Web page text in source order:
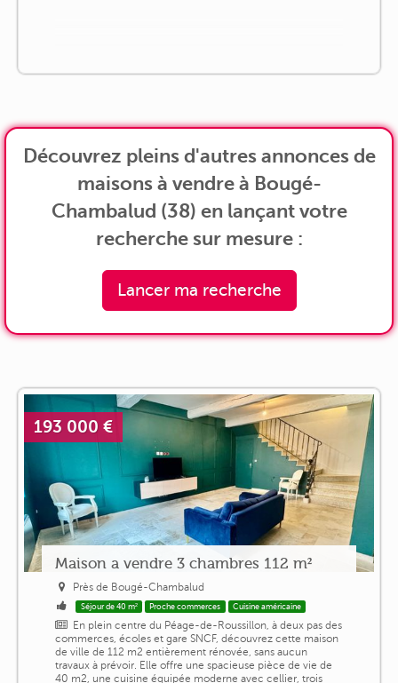
Découvrez pleins d'autres annonces de
maisons à vendre à Bougé-
Chambalud (38) en lançant votre
recherche sur mesure :
Lancer ma recherche
193 000 €
Maison a vendre 3 chambres 112 m²
Près de Bougé-Chambalud
Séjour de 40 m² Proche commerces Cuisine américaine
En plein centre du Péage-de-Roussillon, à deux pas des
commerces, écoles et gare SNCF, découvrez cette maison
de ville de 112 m2 entièrement rénovée, sans aucun
travaux à prévoir. Elle offre une spacieuse pièce de vie de
40 m2, une cuisine équipée moderne avec cellier, trois